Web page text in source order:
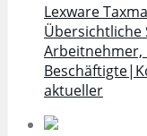
Lexware
Arbeitnehmer,
aktueller